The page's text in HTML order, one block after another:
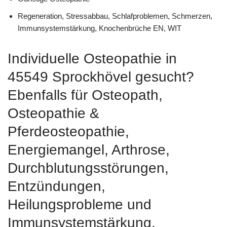
Regeneration, Stressabbau, Schlafproblemen, Schmerzen,
Immunsystemstärkung, Knochenbrüche EN, WIT
Individuelle Osteopathie in
45549 Sprockhövel gesucht?
Ebenfalls für Osteopath,
Osteopathie &
Pferdeosteopathie,
Energiemangel, Arthrose,
Durchblutungsstörungen,
Entzündungen,
Heilungsprobleme und
Immunsystemstärkung,